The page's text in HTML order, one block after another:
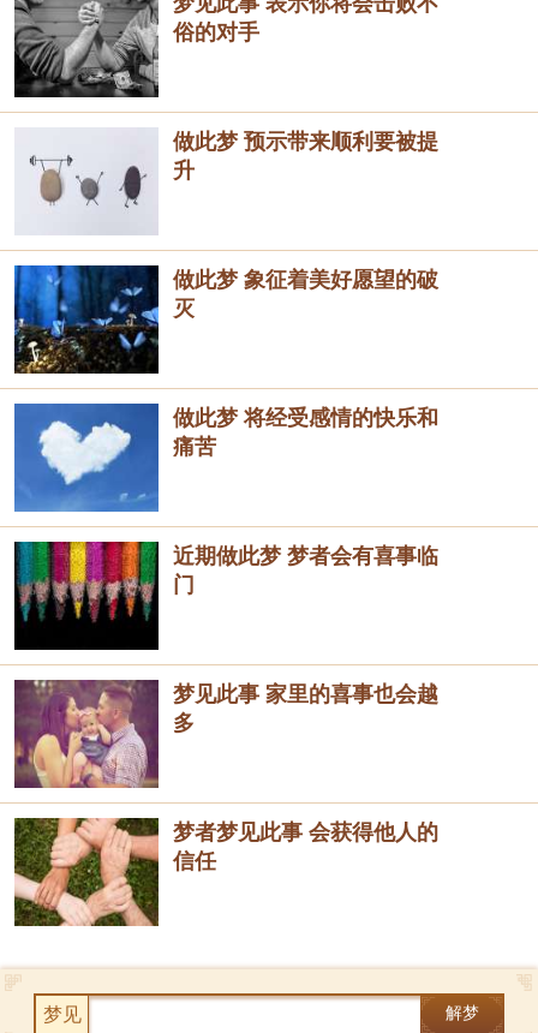
俗的对手
做此梦 预示带来顺利要被提
升
做此梦 象征着美好愿望的破
灭
做此梦 将经受感情的快乐和
痛苦
近期做此梦 梦者会有喜事临
门
梦见此事 家里的喜事也会越
多
梦者梦见此事 会获得他人的
信任
梦见 解梦